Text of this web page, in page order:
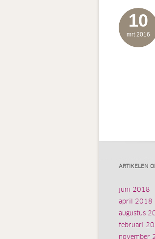
10
mrt 2016
ARTIKELEN
juni 2018
april 2018
augustus
februari
november